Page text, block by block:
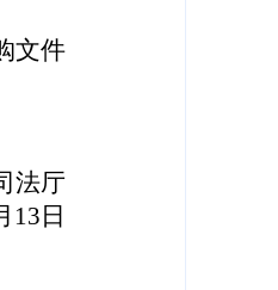
文件
法厅
13日